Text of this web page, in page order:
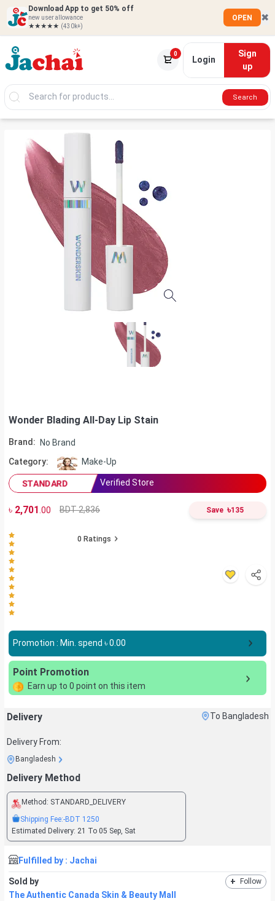
Download App to get 50% off
new user allowance
★★★★★ (430k+)
OPEN ✖
0
Login
Sign
up
Search
Wonder Blading All-Day Lip Stain
Brand: No Brand
Category:
Make-Up
STANDARD Verified Store
৳ 2,701 .00 BDT 2,836 Save ৳135
0 Ratings
Promotion : Min. spend ৳0.00
Point Promotion
Earn up to 0 point on this item
Delivery To Bangladesh
Delivery From:
Bangladesh
Delivery Method
Method: STANDARD_DELIVERY
Shipping Fee:-BDT 1250
Estimated Delivery: 21 To 05 Sep, Sat
Fulfilled by : Jachai
Sold by + Follow
The Authentic Canada Skin & Beauty Mall